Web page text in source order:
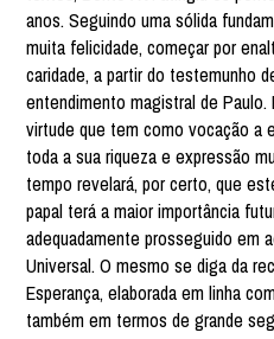
anos. Seguindo uma sólida
muita felicidade, começar por
caridade, a partir do testemunho
entendimento magistral de
virtude que tem como vocação a
toda a sua riqueza e expressão
tempo revelará, por certo, que
papal terá a maior importância
adequadamente prosseguido em
Universal. O mesmo se diga da
Esperança, elaborada em linha
também em termos de grande